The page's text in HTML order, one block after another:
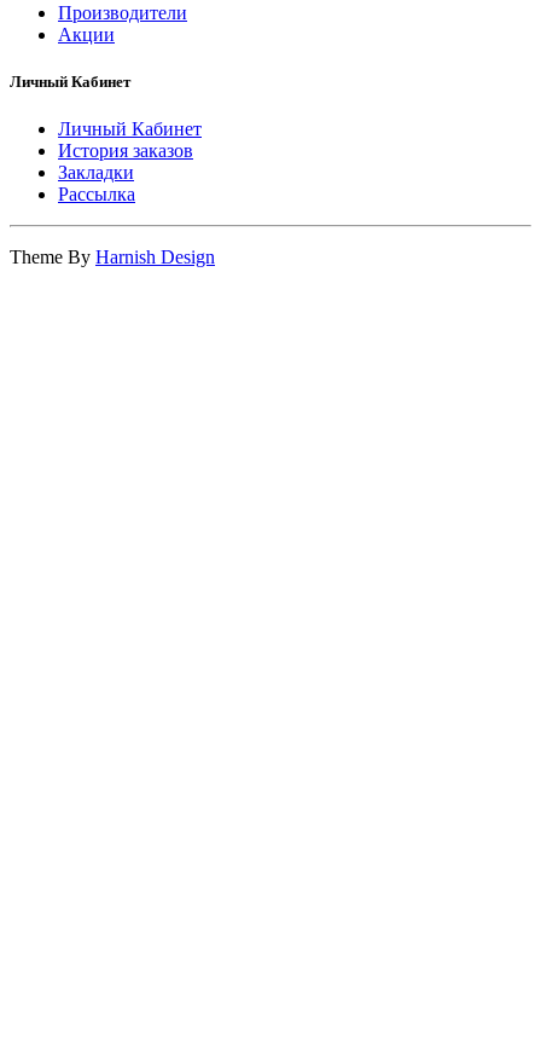
Производители
Акции
Личный Кабинет
Личный Кабинет
История заказов
Закладки
Рассылка
Theme By Harnish Design